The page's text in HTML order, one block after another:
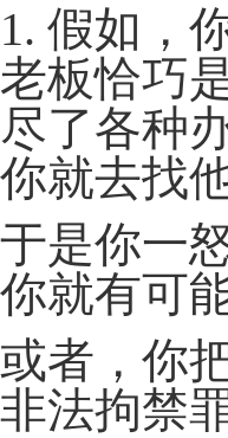
1. 假如，
老板恰巧
尽了各种
你就去找
于是你一
你就有可
或者，你
非法拘禁